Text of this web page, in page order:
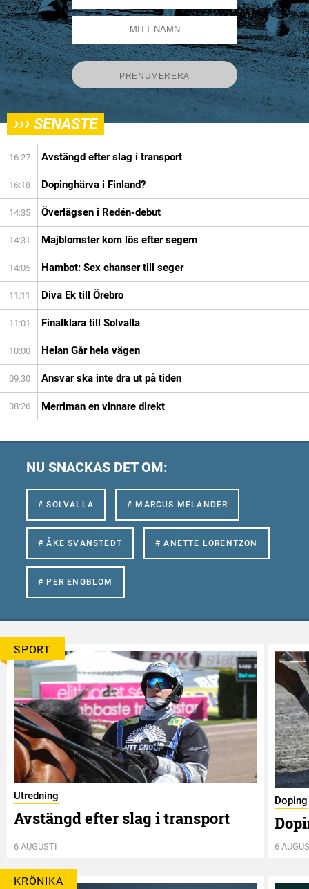
››› SENASTE
16:27 Avstängd efter slag i transport
16:18 Dopinghärva i Finland?
14:35 Överlägsen i Redén-debut
14:31 Majblomster kom lös efter segern
14:05 Hambot: Sex chanser till seger
11:11 Diva Ek till Örebro
11:01 Finalklara till Solvalla
10:00 Helan Går hela vägen
09:30 Ansvar ska inte dra ut på tiden
08:26 Merriman en vinnare direkt
NU SNACKAS DET OM:
# SOLVALLA # MARCUS MELANDER
# ÅKE SVANSTEDT # ANETTE LORENTZON
# PER ENGBLOM
SPORT
Utredning
Avstängd efter slag i transport
6 AUGUSTI
Doping
6
KRÖNIKA